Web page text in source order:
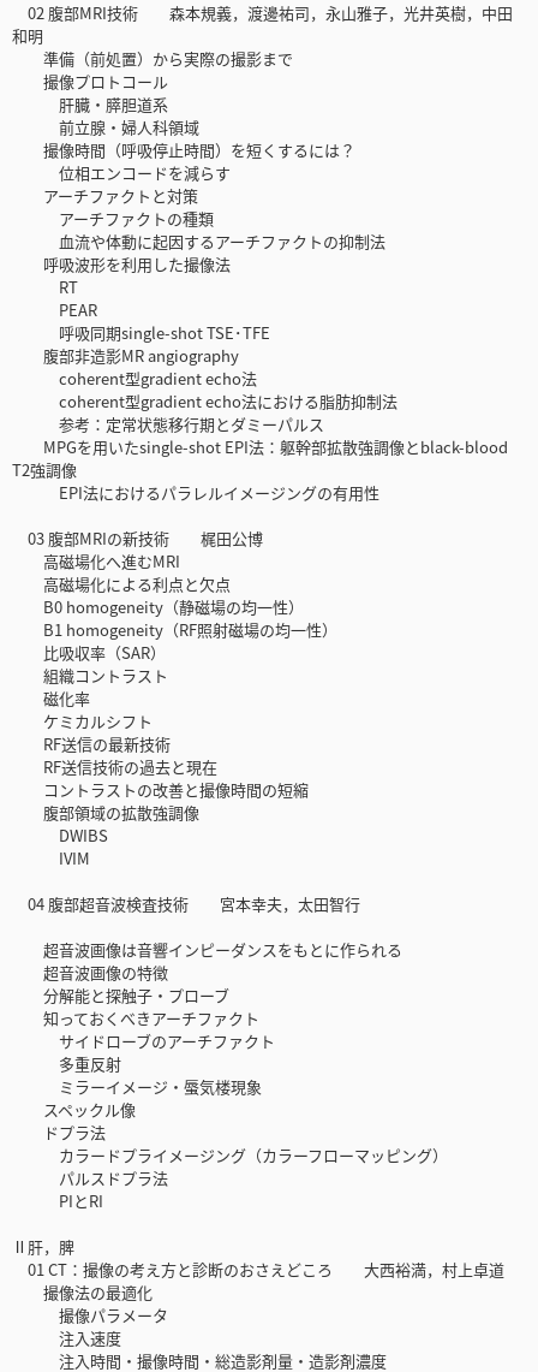
02 腹部MRI技術 森本規義，渡邊祐司，永山雅子，光井英樹，中田
和明
準備（前処置）から実際の撮影まで
撮像プロトコール
肝臓・膵胆道系
前立腺・婦人科領域
撮像時間（呼吸停止時間）を短くするには？
位相エンコードを減らす
アーチファクトと対策
アーチファクトの種類
血流や体動に起因するアーチファクトの抑制法
呼吸波形を利用した撮像法
RT
PEAR
呼吸同期single-shot TSE･TFE
腹部非造影MR angiography
coherent型gradient echo法
coherent型gradient echo法における脂肪抑制法
参考：定常状態移行期とダミーパルス
MPGを用いたsingle-shot EPI法：躯幹部拡散強調像とblack-blood
T2強調像
EPI法におけるパラレルイメージングの有用性
03 腹部MRIの新技術 梶田公博
高磁場化へ進むMRI
高磁場化による利点と欠点
B0 homogeneity（静磁場の均一性）
B1 homogeneity（RF照射磁場の均一性）
比吸収率（SAR）
組織コントラスト
磁化率
ケミカルシフト
RF送信の最新技術
RF送信技術の過去と現在
コントラストの改善と撮像時間の短縮
腹部領域の拡散強調像
DWIBS
IVIM
04 腹部超音波検査技術 宮本幸夫，太田智行
超音波画像は音響インピーダンスをもとに作られる
超音波画像の特徴
分解能と探触子・プローブ
知っておくべきアーチファクト
サイドローブのアーチファクト
多重反射
ミラーイメージ・蜃気楼現象
スペックル像
ドプラ法
カラードプライメージング（カラーフローマッピング）
パルスドプラ法
PIとRI
Ⅱ肝，脾
01 CT：撮像の考え方と診断のおさえどころ 大西裕満，村上卓道
撮像法の最適化
撮像パラメータ
注入速度
注入時間・撮像時間・総造影剤量・造影剤濃度